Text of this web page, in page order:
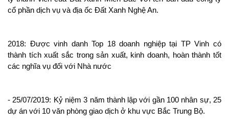
cổ phần dịch vụ và địa ốc Đất Xanh Nghệ An.
2018: Được vinh danh Top 18 doanh nghiệp tại TP Vinh có
thành tích xuất sắc trong sản xuất, kinh doanh, hoàn thành tốt
các nghĩa vụ đối với Nhà nước
- 25/07/2019: Kỷ niệm 3 năm thành lập với gần 100 nhân sự, 25
dự án với 10 văn phòng giao dịch ở khu vực Bắc Trung Bộ.